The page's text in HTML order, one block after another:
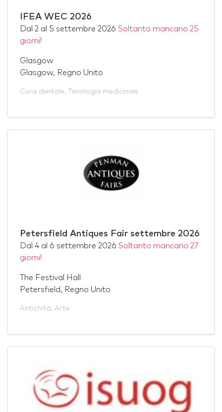
IFEA WEC 2026
Dal 2 al 5 settembre 2026 Soltanto mancano 25
giorni!
Glasgow
Glasgow, Regno Unito
Cura dentale, Tenologia medicinale
Petersfield Antiques Fair settembre 2026
Dal 4 al 6 settembre 2026 Soltanto mancano 27
giorni!
The Festival Hall
Petersfield, Regno Unito
Antichità, Arte